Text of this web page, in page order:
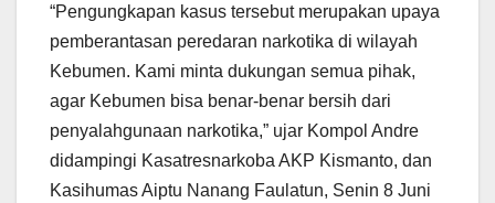
“Pengungkapan kasus tersebut merupakan upaya
pemberantasan peredaran narkotika di wilayah
Kebumen. Kami minta dukungan semua pihak,
agar Kebumen bisa benar-benar bersih dari
penyalahgunaan narkotika,” ujar Kompol Andre
didampingi Kasatresnarkoba AKP Kismanto, dan
Kasihumas Aiptu Nanang Faulatun, Senin 8 Juni